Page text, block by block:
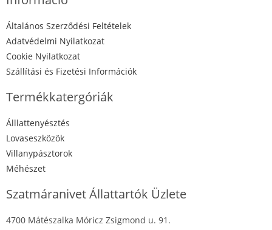
Általános Szerződési Feltételek
Adatvédelmi Nyilatkozat
Cookie Nyilatkozat
Szállítási és Fizetési Információk
Termékkatergóriák
Álllattenyésztés
Lovaseszközök
Villanypásztorok
Méhészet
Szatmáranivet Állattartók Üzlete
4700 Mátészalka Móricz Zsigmond u. 91.